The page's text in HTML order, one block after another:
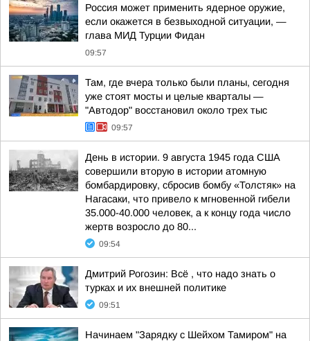
Россия может применить ядерное оружие,
если окажется в безвыходной ситуации, —
глава МИД Турции Фидан
09:57
Там, где вчера только были планы, сегодня
уже стоят мосты и целые кварталы —
"Автодор" восстановил около трех тыс
09:57
День в истории. 9 августа 1945 года США
совершили вторую в истории атомную
бомбардировку, сбросив бомбу «Толстяк» на
Нагасаки, что привело к мгновенной гибели
35.000-40.000 человек, а к концу года число
жертв возросло до 80...
09:54
Дмитрий Рогозин: Всё , что надо знать о
турках и их внешней политике
09:51
Начинаем "Зарядку с Шейхом Тамиром" на